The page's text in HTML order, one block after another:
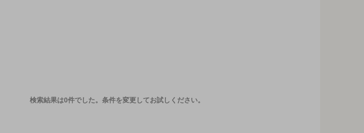
検索結果は0件でした。 条件を変更してお試しください。